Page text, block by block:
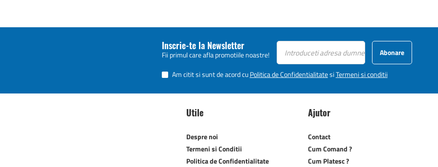
Inscrie-te la Newsletter
Fii primul care afla promotiile noastre! Abonare
Am citit si sunt de acord cuPolitica de ConfidentialitatesiTermeni si conditii
Utile
Despre noi
Termeni si Conditii
Politica de Confidentialitate
Ajutor
Contact
Cum Comand ?
Cum Platesc ?